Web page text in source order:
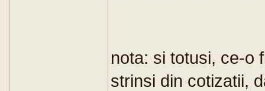
nota: si totusi, ce-o
strinsi din cotizatii,